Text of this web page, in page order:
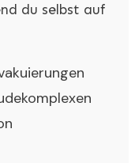
du selbst auf